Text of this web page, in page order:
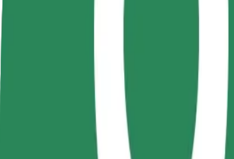
Як дістатися за маршрутом Cluj-Napoca
Хочеш дістатися за маршрутом "Cluj-Napoca train
Зручність та комфорт — всього у декілька кліків!
Надійні поїздки на повсякденних авто середнього класу.